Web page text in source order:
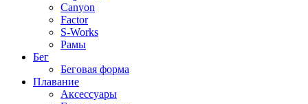
Canyon
Factor
S-Works
Рамы
Бег
Беговая форма
Плавание
Аксессуары